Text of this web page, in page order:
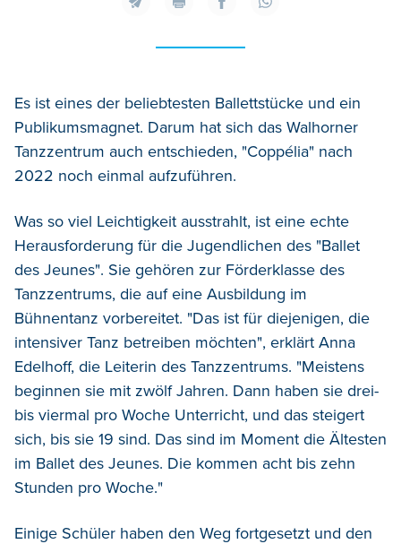
Es ist eines der beliebtesten Ballettstücke und ein
Publikumsmagnet. Darum hat sich das Walhorner
Tanzzentrum auch entschieden, "Coppélia" nach
2022 noch einmal aufzuführen.
Was so viel Leichtigkeit ausstrahlt, ist eine echte
Herausforderung für die Jugendlichen des "Ballet
des Jeunes". Sie gehören zur Förderklasse des
Tanzzentrums, die auf eine Ausbildung im
Bühnentanz vorbereitet. "Das ist für diejenigen, die
intensiver Tanz betreiben möchten", erklärt Anna
Edelhoff, die Leiterin des Tanzzentrums. "Meistens
beginnen sie mit zwölf Jahren. Dann haben sie drei-
bis viermal pro Woche Unterricht, und das steigert
sich, bis sie 19 sind. Das sind im Moment die Ältesten
im Ballet des Jeunes. Die kommen acht bis zehn
Stunden pro Woche."
Einige Schüler haben den Weg fortgesetzt und den